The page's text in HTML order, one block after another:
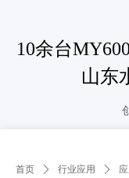
10余台
山东
首页 ꄲ 行业应用 ꄲ